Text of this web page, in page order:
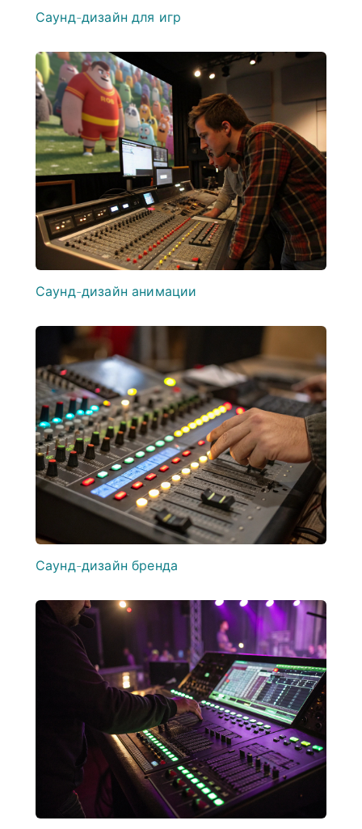
Саунд-дизайн для игр
Саунд-дизайн анимации
Саунд-дизайн бренда